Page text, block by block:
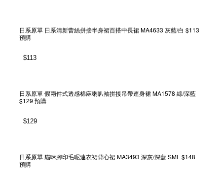
日系原單 日系清新蕾絲拼接半身裙百搭中長裙 MA4633 灰藍/白 $113
預購
$113
日系原單 假兩件式透感棉麻喇叭袖拼接吊帶連身裙 MA1578 綠/深藍
$129 預購
$129
日系原單 貓咪腳印毛呢連衣裙背心裙 MA3493 深灰/深藍 SML $148
預購